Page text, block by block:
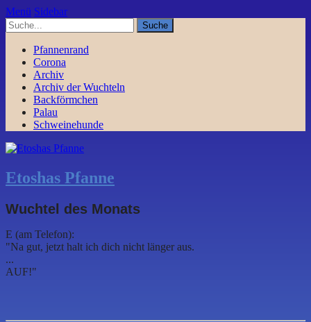
Menü Sidebar
Pfannenrand
Corona
Archiv
Archiv der Wuchteln
Backförmchen
Palau
Schweinehunde
Etoshas Pfanne
Wuchtel des Monats
E (am Telefon):
"Na gut, jetzt halt ich dich nicht länger aus.
...
AUF!"